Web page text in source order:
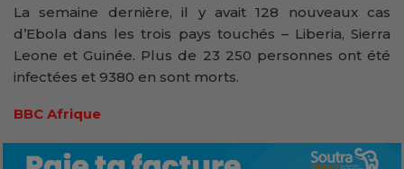
La semaine dernière, il y avait 128 nouveaux cas
d’Ebola dans les trois pays touchés – Liberia, Sierra
Leone et Guinée. Plus de 23 250 personnes ont été
infectées et 9380 en sont morts.
BBC Afrique